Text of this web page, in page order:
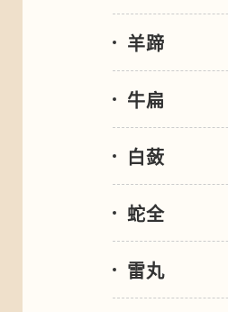
羊蹄
牛扁
白蔹
蛇全
雷丸